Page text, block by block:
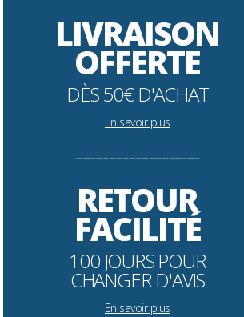
LIVRAISON
OFFERTE
DÈS 50€ D'ACHAT
En savoir plus
--------------------------------------------------------------------
RETOUR
FACILITÉ
100 JOURS POUR
CHANGER D'AVIS
En savoir plus